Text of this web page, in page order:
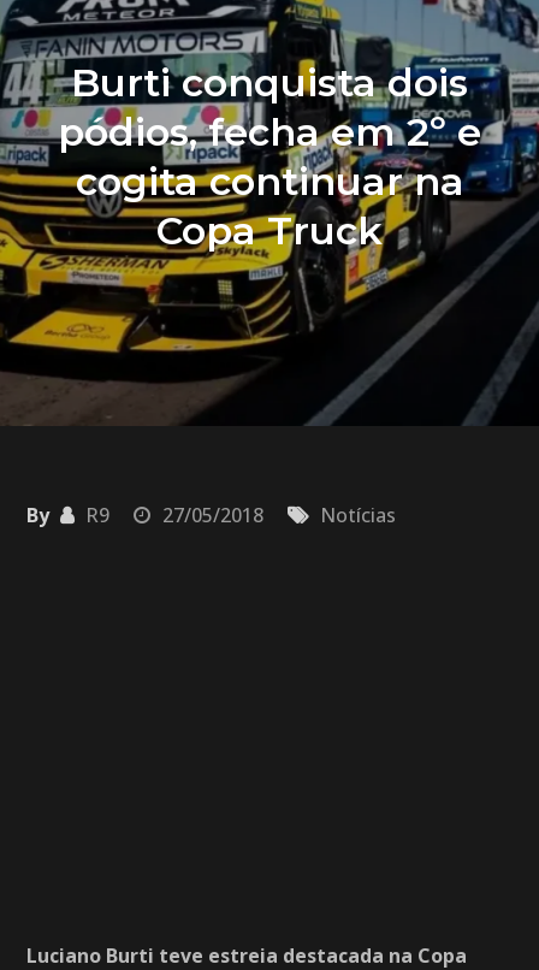
Burti conquista dois
pódios, fecha em 2º e
cogita continuar na
Copa Truck
By R9 27/05/2018 Notícias
Luciano Burti teve estreia destacada na Copa